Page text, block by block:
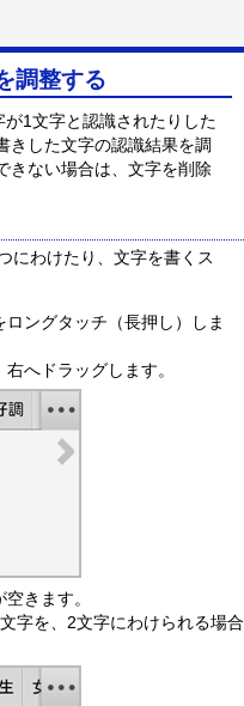
調整する
1文字と認識されたりした
きした文字の認識結果を調
きない場合は、文字を削除
にわけたり、文字を書くス
ロングタッチ（長押し）しま
へドラッグします。
きます。
字を、2文字にわけられる場合